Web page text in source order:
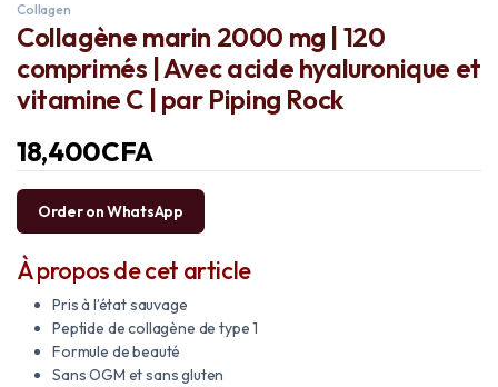
Collagen
Collagène marin 2000 mg | 120
comprimés | Avec acide hyaluronique et
vitamine C | par Piping Rock
18,400CFA
Order on WhatsApp
À propos de cet article
Pris à l’état sauvage
Peptide de collagène de type 1
Formule de beauté
Sans OGM et sans gluten